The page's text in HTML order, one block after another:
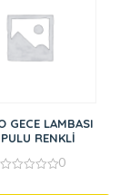
GECE LAMBASI
RENKLİ
0